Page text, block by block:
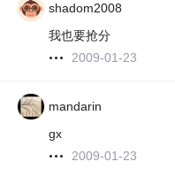
shadom2008
我也要抢分
2009-01-23
mandarin
gx
2009-01-23